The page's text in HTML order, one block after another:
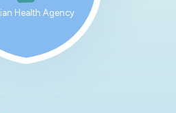
Health Agency